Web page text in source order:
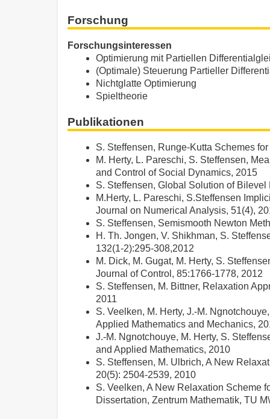
Forschung
Forschungsinteressen
Optimierung mit Partiellen
(Optimale) Steuerung Partieller
Nichtglatte Optimierung
Spieltheorie
Publikationen
S. Steffensen, Runge-Kutta Schemes
M. Herty, L. Pareschi, S. Steffensen,
and Control of Social Dynamics, 2015
S. Steffensen, Global Solution of
M.Herty, L. Pareschi, S.Steffensen
Journal on Numerical Analysis, 51(4),
S. Steffensen, Semismooth Newton
H. Th. Jongen, V. Shikhman, S.
132(1-2):295-308,2012
M. Dick, M. Gugat, M. Herty, S.
Journal of Control, 85:1766-1778, 2012
S. Steffensen, M. Bittner, Relaxation
2011
S. Veelken, M. Herty, J.-M.
Applied Mathematics and Mechanics,
J.-M. Ngnotchouye, M. Herty, S.
and Applied Mathematics, 2010
S. Steffensen, M. Ulbrich, A New
20(5): 2504-2539, 2010
S. Veelken, A New Relaxation Scheme
Dissertation, Zentrum Mathematik, TU